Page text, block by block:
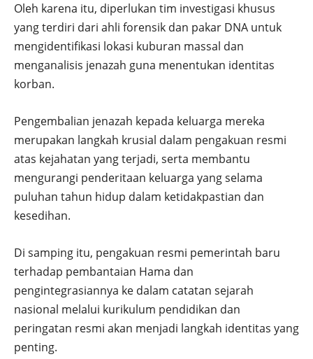
Oleh karena itu, diperlukan tim investigasi khusus
yang terdiri dari ahli forensik dan pakar DNA untuk
mengidentifikasi lokasi kuburan massal dan
menganalisis jenazah guna menentukan identitas
korban.
Pengembalian jenazah kepada keluarga mereka
merupakan langkah krusial dalam pengakuan resmi
atas kejahatan yang terjadi, serta membantu
mengurangi penderitaan keluarga yang selama
puluhan tahun hidup dalam ketidakpastian dan
kesedihan.
Di samping itu, pengakuan resmi pemerintah baru
terhadap pembantaian Hama dan
pengintegrasiannya ke dalam catatan sejarah
nasional melalui kurikulum pendidikan dan
peringatan resmi akan menjadi langkah identitas yang
penting.